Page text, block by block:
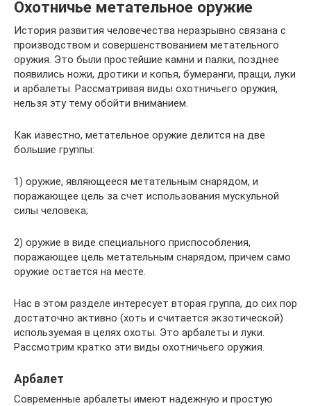
Охотничье метательное оружие
История развития человечества неразрывно связана с
производством и совершенствованием метательного
оружия. Это были простейшие камни и палки, позднее
появились ножи, дротики и копья, бумеранги, пращи, луки
и арбалеты. Рассматривая виды охотничьего оружия,
нельзя эту тему обойти вниманием.
Как известно, метательное оружие делится на две
большие группы:
1) оружие, являющееся метательным снарядом, и
поражающее цель за счет использования мускульной
силы человека;
2) оружие в виде специального приспособления,
поражающее цель метательным снарядом, причем само
оружие остается на месте.
Нас в этом разделе интересует вторая группа, до сих пор
достаточно активно (хоть и считается экзотической)
используемая в целях охоты. Это арбалеты и луки.
Рассмотрим кратко эти виды охотничьего оружия.
Арбалет
Современные арбалеты имеют надежную и простую